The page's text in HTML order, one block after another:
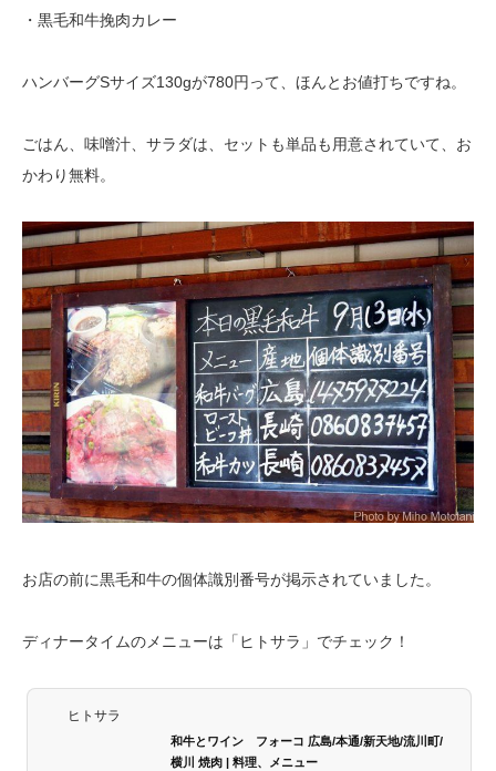
・黒毛和牛挽肉カレー
ハンバーグSサイズ130gが780円って、ほんとお値打ちですね。
ごはん、味噌汁、サラダは、セットも単品も用意されていて、お
かわり無料。
お店の前に黒毛和牛の個体識別番号が掲示されていました。
ディナータイムのメニューは「ヒトサラ」でチェック！
ヒトサラ
和牛とワイン フォーコ 広島/本通/新天地/流川町/
横川 焼肉 | 料理、メニュー